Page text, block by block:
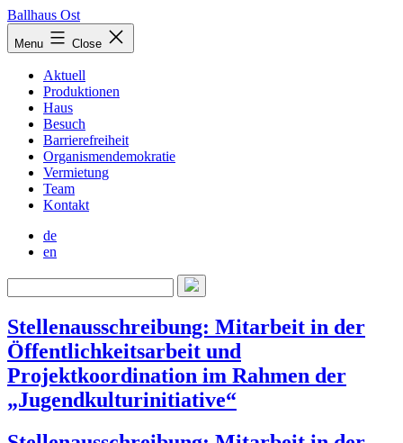
Skip
to
content
Ballhaus Ost
Ballhaus
Ost
Menu Close
Aktuell
Produktionen
Haus
Besuch
Barrierefreiheit
Organismendemokratie
Vermietung
Team
Kontakt
de
en
Stellenausschreibung: Mitarbeit in der
Öffentlichkeitsarbeit und
Projektkoordination im Rahmen der
„Jugendkulturinitiative“